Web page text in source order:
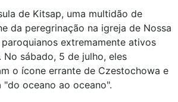
de Kitsap, uma multidão de
da peregrinação na igreja de Nossa
extremamente ativos
sábado, 5 de julho, eles
o ícone errante de Czestochowa e
oceano ao oceano".